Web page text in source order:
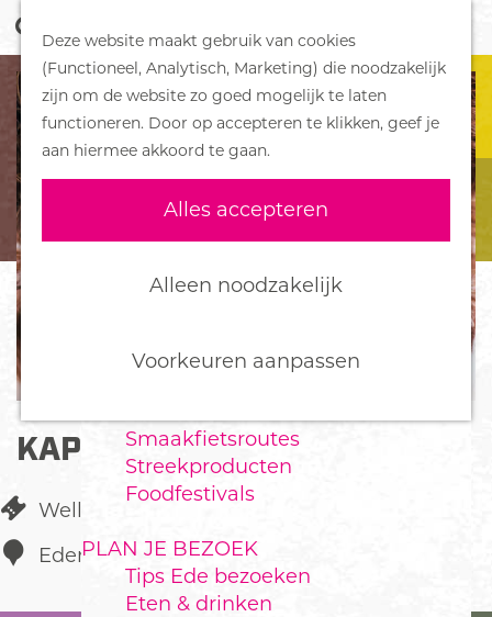
Deze website maakt gebruik van cookies
(Functioneel, Analytisch, Marketing) die noodzakelijk
zijn om de website zo goed mogelijk te laten
functioneren. Door op accepteren te klikken, geef je
aan hiermee akkoord te gaan.
Alles accepteren
Alleen noodzakelijk
Voorkeuren aanpassen
G
n
r
d
e
h
o
e
p
a
g
e
o
e
k
e
n
M
e
n
u
DORPEN
Bennekom
De Klomp
Deelen
Ederveen
Harskamp
Hoenderloo
Wekerom
Smaakfietsroutes
Streekproducten
Foodfestivals
PLAN JE BEZOEK
Tips Ede bezoeken
Eten & drinken
KAPSALON RITA
Wellness
Ederveen